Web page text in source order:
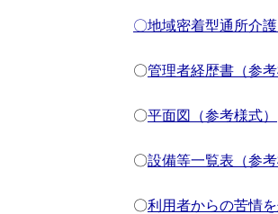
〇地域密着型通所介
〇管理者経歴書（参考
〇平面図（参考様式）
〇設備等一覧表（参考
〇利用者からの苦情